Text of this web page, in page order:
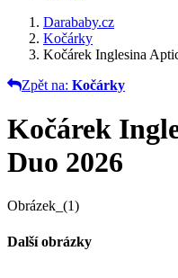
Darababy.cz
Kočárky
Kočárek Inglesina
Zpět na: Kočárky
Kočárek
Duo 2026
Obrázek_(1)
Další obrázky